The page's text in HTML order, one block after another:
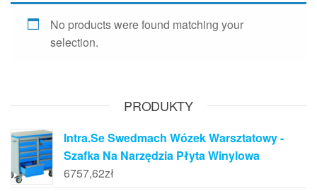
No products were found matching your
selection.
PRODUKTY
Intra.Se Swedmach Wózek Warsztatowy -
Szafka Na Narzędzia Płyta Winylowa
6757,62zł